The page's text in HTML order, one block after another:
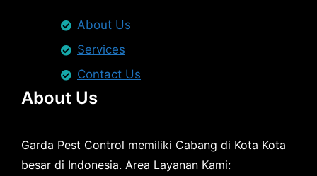
About Us
Services
Contact Us
About Us
Garda Pest Control memiliki Cabang di Kota Kota
besar di Indonesia. Area Layanan Kami: